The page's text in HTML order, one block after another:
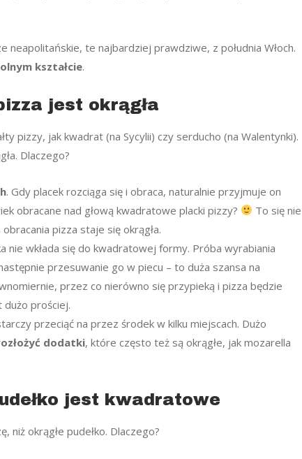
neapolitańskie, te najbardziej prawdziwe, z południa Włoch.
kształcie.
jest okrągła
pizzy, jak kwadrat (na Sycylii) czy serducho (na Walentynki).
Dlaczego?
. Gdy placek rozciąga się i obraca, naturalnie przyjmuje on
obracane nad głową kwadratowe placki pizzy?
To się nie
pizza staje się okrągła.
nie wkłada się do kwadratowej formy. Próba wyrabiania
przesuwanie go w piecu – to duża szansa na
przez co nierówno się przypieką i pizza będzie
dużo prościej.
przeciąć na przez środek w kilku miejscach. Dużo
dodatki, które często też są okrągłe, jak mozarella
jest kwadratowe
niż okrągłe pudełko. Dlaczego?